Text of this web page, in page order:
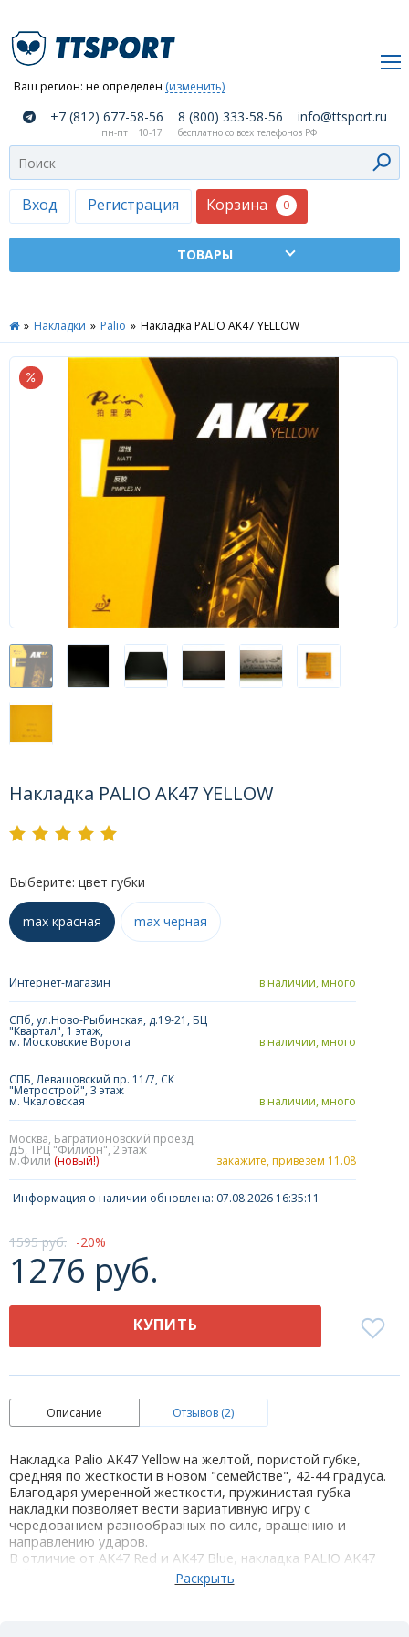
Ваш регион: не определен (изменить)
Вход Регистрация Корзина 0
компании
Как
сделать
заказ
Оплата
доставка
Москва
Дилеры
+7 (812) 677-58-56 8 (800) 333-58-56 info@ttsport.ru
пн-пт 10-17 бесплатно со всех телефонов РФ
» Накладки » Palio » Накладка PALIO AK47 YELLOW
Накладка PALIO AK47 YELLOW
Выберите: цвет губки
max красная max черная
Интернет-магазин в наличии, много
СПб, ул.Ново-Рыбинская, д.19-21, БЦ
"Квартал", 1 этаж,
м. Московские Ворота в наличии, много
СПБ, Левашовский пр. 11/7, СК
"Метрострой", 3 этаж
м. Чкаловская в наличии, много
Москва, Багратионовский проезд,
д.5, ТРЦ "Филион", 2 этаж
м.Фили (новый!) закажите, привезем 11.08
Информация о наличии обновлена: 07.08.2026 16:35:11
1595 руб. 20
1276 руб.
КУПИТЬ
Описание Отзывов (2)
Накладка Palio AK47 Yellow на желтой, пористой губке,
средняя по жесткости в новом "семействе", 42-44 градуса.
Благодаря умеренной жесткости, пружинистая губка
накладки позволяет вести вариативную игру с
чередованием разнообразных по силе, вращению и
направлению ударов.
В отличие от AK47 Red и AK47 Blue, накладка PALIO AK47
Yellow скорее относится не к атакующим накладкам, а к
универсальным. У нее мягкое приятное чувство, скорость